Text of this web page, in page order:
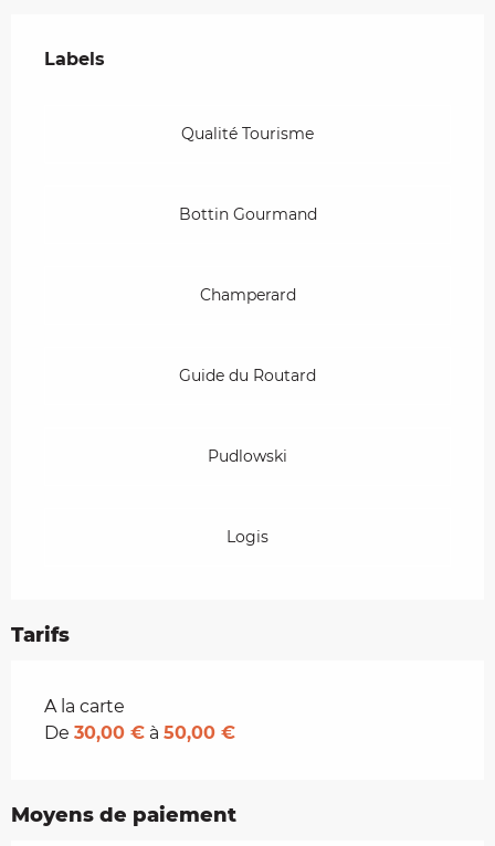
Labels
Labels
Qualité Tourisme
Bottin Gourmand
Champerard
Guide du Routard
Pudlowski
Logis
Tarifs
Tarifs 2026
A la carte
De 30,00 € à 50,00 €
Moyens de paiement